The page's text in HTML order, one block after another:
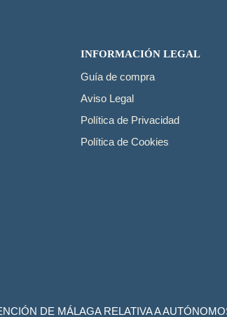
INFORMACIÓN LEGAL
Guía de compra
Aviso Legal
Política de Privacidad
Política de Cookies
DE MÁLAGA RELATIVA A